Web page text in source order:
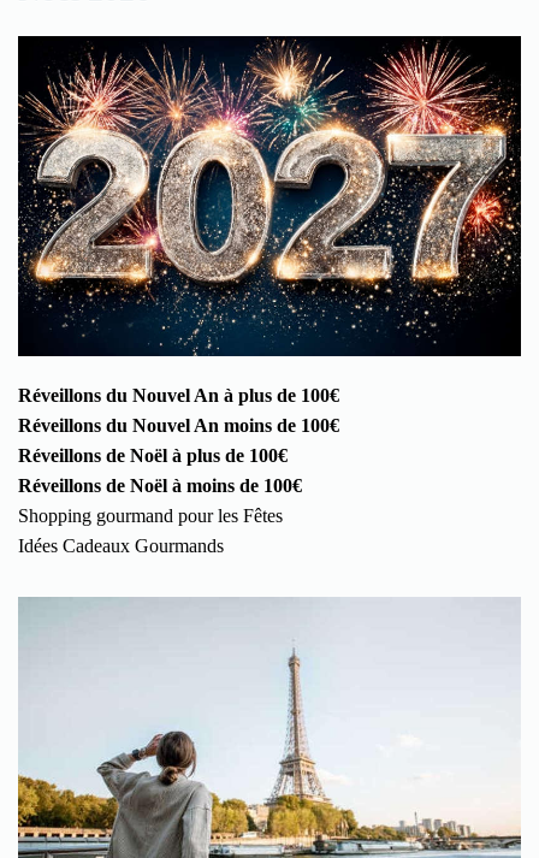
Réveillons du Nouvel An à plus de 100€
Réveillons du Nouvel An moins de 100€
Réveillons de Noël à plus de 100€
Réveillons de Noël à moins de 100€
Shopping gourmand pour les Fêtes
Idées Cadeaux Gourmands